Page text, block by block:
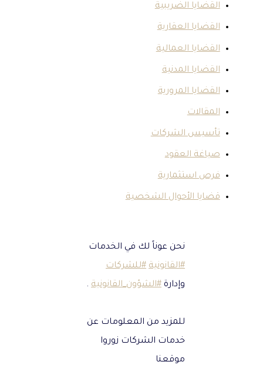
الضريبية
العقارية
العمالية
المدنية
المرورية
الشركات
العقود
استثمارية
الأحوال الشخصية
نحن عوناً لك في الخدمات
#للشركات
#الشؤون_القانونية.
للمزيد من المعلومات عن
خدمات الشركات زوروا